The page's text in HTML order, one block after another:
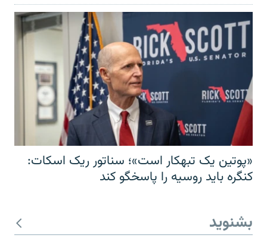
«پوتین یک تبهکار است»؛ سناتور ریک اسکات:
کنگره باید روسیه را پاسخگو کند
بشنوید